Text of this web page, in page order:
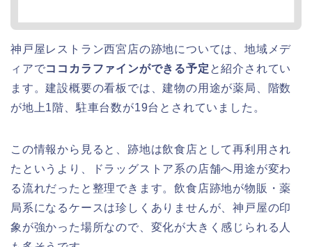
神戸屋レストラン西宮店の跡地については、地域メデ
ィアでココカラファインができる予定 と紹介されてい
ます。建設概要の看板では、建物の用途が薬局、階数
が地上1階、駐車台数が19台とされていました。
この情報から見ると、跡地は飲食店として再利用され
たというより、ドラッグストア系の店舗へ用途が変わ
る流れだったと整理できます。飲食店跡地が物販・薬
局系になるケースは珍しくありませんが、神戸屋の印
象が強かった場所なので、変化が大きく感じられる人